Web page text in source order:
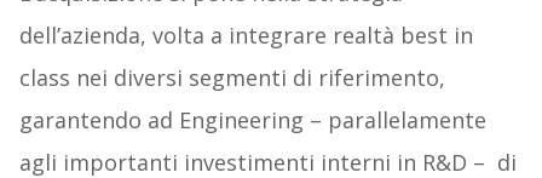
dell’azienda, volta a integrare realtà best in
class nei diversi segmenti di riferimento,
garantendo ad Engineering – parallelamente
agli importanti investimenti interni in R&D – di